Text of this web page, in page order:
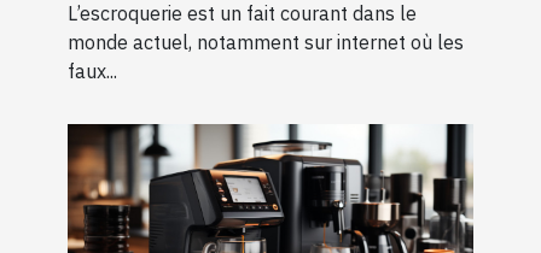
L’escroquerie est un fait courant dans le
monde actuel, notamment sur internet où les
faux...